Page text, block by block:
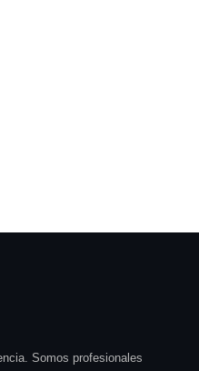
Somos profesionales